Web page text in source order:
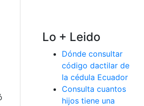
Lo + Leido
Dónde consultar
código dactilar de
la cédula Ecuador
Consulta cuantos
hijos tiene una